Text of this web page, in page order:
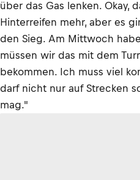
über das Gas lenken. Okay,
Hinterreifen mehr, aber es
den Sieg. Am Mittwoch
müssen wir das mit dem
bekommen. Ich muss viel
darf nicht nur auf Strecken
mag."